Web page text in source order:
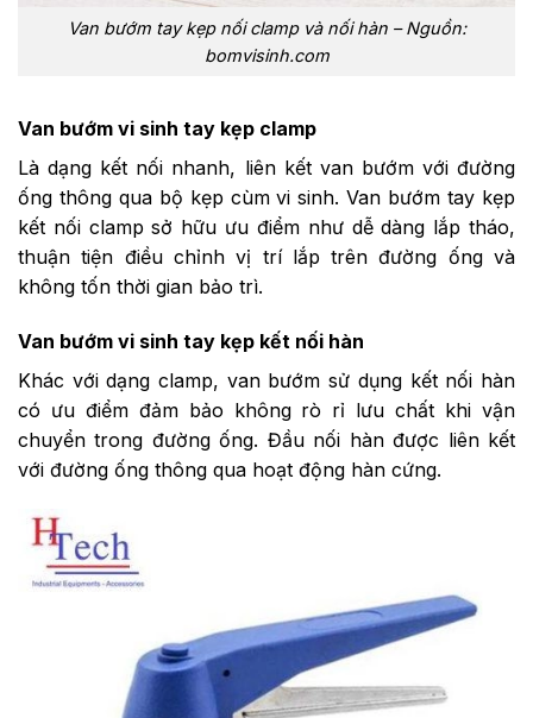
Van bướm tay kẹp nối clamp và nối hàn – Nguồn:
bomvisinh.com
Van bướm vi sinh tay kẹp clamp
Là dạng kết nối nhanh, liên kết van bướm với đường
ống thông qua bộ kẹp cùm vi sinh. Van bướm tay kẹp
kết nối clamp sở hữu ưu điểm như dễ dàng lắp tháo,
thuận tiện điều chỉnh vị trí lắp trên đường ống và
không tốn thời gian bảo trì.
Van bướm vi sinh tay kẹp kết nối hàn
Khác với dạng clamp, van bướm sử dụng kết nối hàn
có ưu điểm đảm bảo không rò rỉ lưu chất khi vận
chuyển trong đường ống. Đầu nối hàn được liên kết
với đường ống thông qua hoạt động hàn cứng.